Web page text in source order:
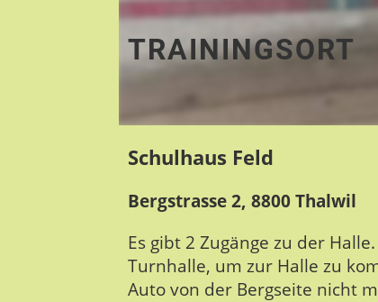
TRAININGSORT
Schulhaus Feld
Bergstrasse 2, 8800 Thalwil
Es gibt 2 Zugänge zu der
Turnhalle, um zur Halle zu
Auto von der Bergseite nicht